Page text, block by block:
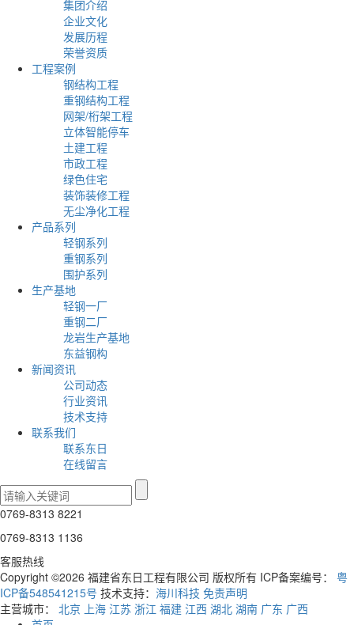
集团介绍
企业文化
发展历程
荣誉资质
工程案例
钢结构工程
重钢结构工程
网架/桁架工程
立体智能停车
土建工程
市政工程
绿色住宅
装饰装修工程
无尘净化工程
产品系列
轻钢系列
重钢系列
围护系列
生产基地
轻钢一厂
重钢二厂
龙岩生产基地
东益钢构
新闻资讯
公司动态
行业资讯
技术支持
联系我们
联系东日
在线留言
0769-8313 8221
0769-8313 1136
客服热线
Copyright ©2026 福建省东日工程有限公司 版权所有 ICP备案编号： 粤
ICP备548541215号 技术支持： 海川科技 免责声明
主营城市： 北京 上海 江苏 浙江 福建 江西 湖北 湖南 广东 广西